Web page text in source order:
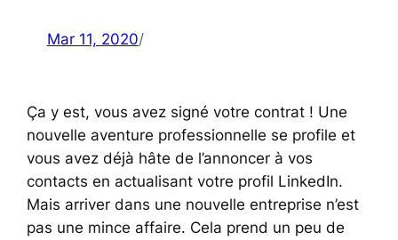
Mar 11, 2020/
Ça y est, vous avez signé votre contrat ! Une
nouvelle aventure professionnelle se profile et
vous avez déjà hâte de l’annoncer à vos
contacts en actualisant votre profil LinkedIn.
Mais arriver dans une nouvelle entreprise n’est
pas une mince affaire. Cela prend un peu de